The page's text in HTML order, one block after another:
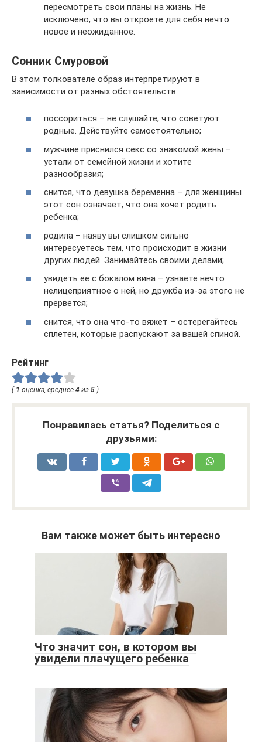
пересмотреть свои планы на жизнь. Не
исключено, что вы откроете для себя нечто
новое и неожиданное.
Сонник Смуровой
В этом толкователе образ интерпретируют в
зависимости от разных обстоятельств:
поссориться – не слушайте, что советуют
родные. Действуйте самостоятельно;
мужчине приснился секс со знакомой жены –
устали от семейной жизни и хотите
разнообразия;
снится, что девушка беременна – для женщины
этот сон означает, что она хочет родить
ребенка;
родила – наяву вы слишком сильно
интересуетесь тем, что происходит в жизни
других людей. Занимайтесь своими делами;
увидеть ее с бокалом вина – узнаете нечто
нелицеприятное о ней, но дружба из-за этого не
прервется;
снится, что она что-то вяжет – остерегайтесь
сплетен, которые распускают за вашей спиной.
Рейтинг
( 1 оценка, среднее 4 из 5 )
Понравилась статья? Поделиться с
друзьями:
Вам также может быть интересно
Что значит сон, в котором вы
увидели плачущего ребенка